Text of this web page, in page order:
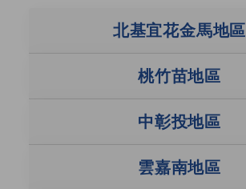
就業服務據點北基宜花金馬地區
桃竹苗地區
中彰投地區
雲嘉南地區